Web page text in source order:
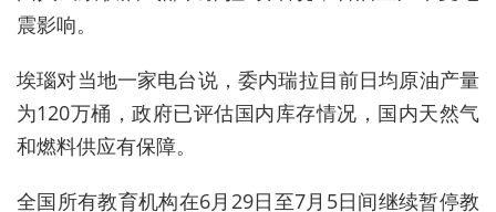
震影响。
埃瑙对当地一家电台说，委内瑞拉目前日均原油产量
为120万桶，政府已评估国内库存情况，国内天然气
和燃料供应有保障。
全国所有教育机构在6月29日至7月5日间继续暂停教